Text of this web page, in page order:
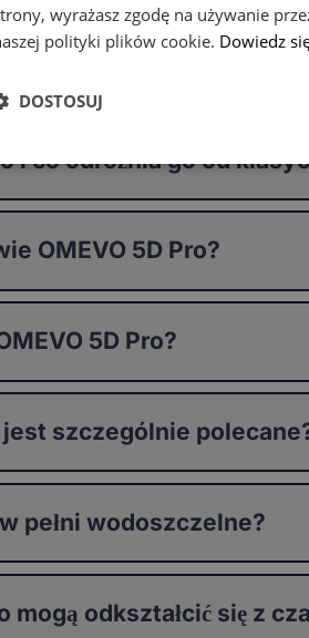
i co odróżnia go od
OMEVO 5D Pro?
5D Pro?
jest szczególnie
pełni wodoszczelne?
mogą odkształcić się z
wyrażasz zgodę na używanie
polityki plików cookie. Dowiedz
DOSTOSUJ